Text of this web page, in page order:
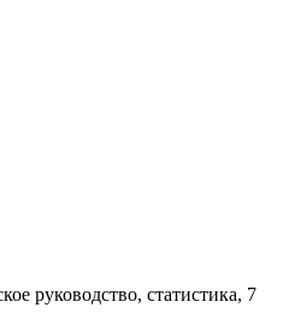
руководство, статистика, 7